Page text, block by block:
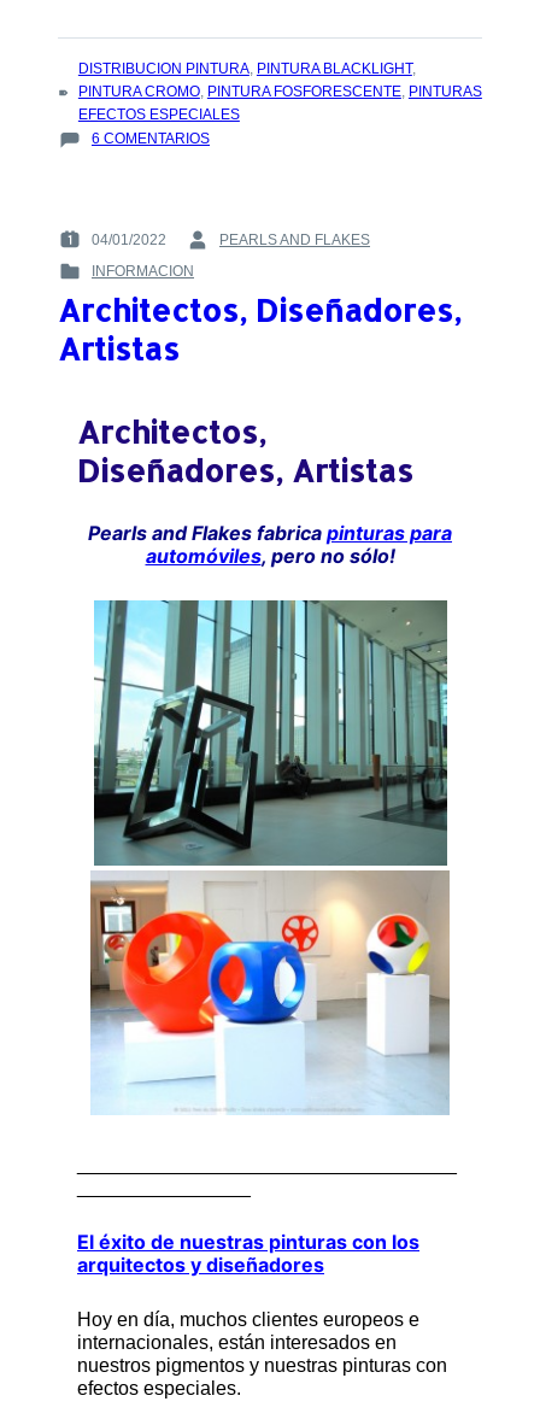
TAGS
:
DISTRIBUCION PINTURA, PINTURA BLACKLIGHT,
PINTURA CROMO, PINTURA FOSFORESCENTE, PINTURAS
EFECTOS ESPECIALES
6 COMENTARIOSEN
POSTED
ON
04/01/2022
BY
:
PEARLS AND FLAKES
POSTED
IN
:
INFORMACION
Architectos, Diseñadores,
Artistas
Architectos,
Diseñadores, Artistas
Pearls and Flakes fabrica pinturas para
automóviles, pero no sólo!
El éxito de nuestras pinturas con los
arquitectos y diseñadores
Hoy en día, muchos clientes europeos e
internacionales, están interesados en
nuestros pigmentos y nuestras pinturas con
efectos especiales.